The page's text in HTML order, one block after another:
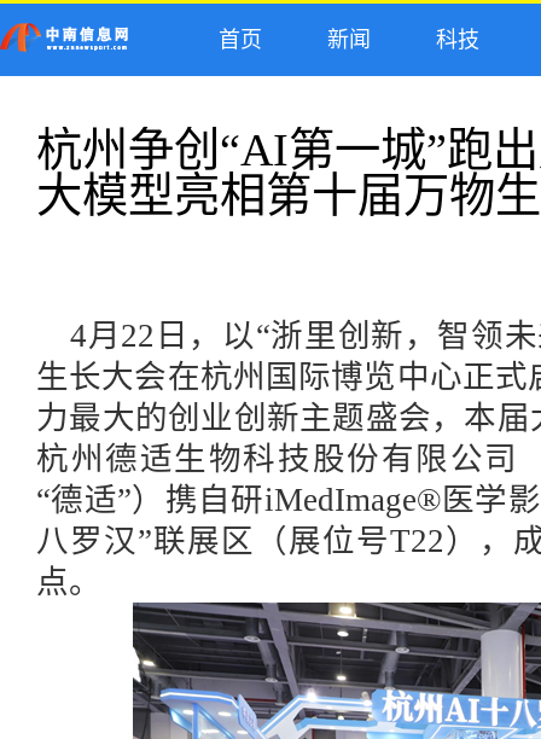
首页 新闻 科技
杭州争创“AI第一城”跑
大模型亮相第十届万物
4月22日，以“浙里创新，智领
生长大会在杭州国际博览中心正
力最大的创业创新主题盛会，本
杭州德适生物科技股份有限公司
“德适”）携自研iMedImage®医学
八罗汉”联展区（展位号T22），
点。